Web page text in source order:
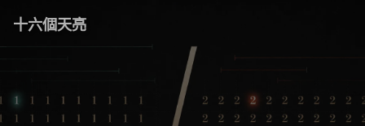
十六個天亮